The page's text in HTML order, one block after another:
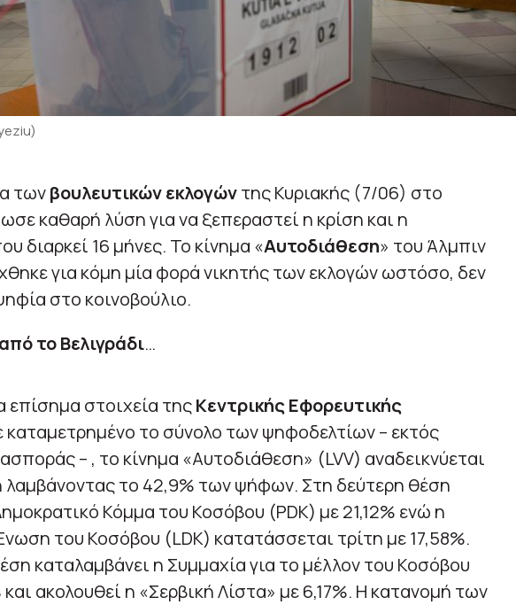
τωνβουλευτικών εκλογώντης Κυριακής (7/06) στο
καθαρή λύση για να ξεπεραστεί η κρίση και η
διαρκεί 16 μήνες. Το κίνημα «Αυτοδιάθεση» του Άλμπιν
για κόμη μία φορά νικητής των εκλογών ωστόσο, δεν
στο κοινοβούλιο.
το Βελιγράδι…
στοιχεία τηςΚεντρικής Εφορευτικής
καταμετρημένο το σύνολο των ψηφοδελτίων – εκτός
– , το κίνημα «Αυτοδιάθεση» (LVV) αναδεικνύεται
το 42,9% των ψήφων. Στη δεύτερη θέση
Κόμμα του Κοσόβου (PDK) με 21,12% ενώ η
του Κοσόβου (LDK) κατατάσσεται τρίτη με 17,58%.
καταλαμβάνει η Συμμαχία για το μέλλον του Κοσόβου
και ακολουθεί η «Σερβική Λίστα» με 6,17%. Η κατανομή των